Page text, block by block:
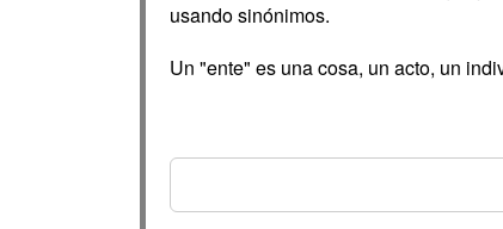
usando sinónimos.
Un "ente" es una cosa, un acto, un